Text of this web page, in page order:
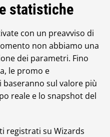
statistiche
con un preavviso di
non abbiamo una
dei parametri. Fino
le promo e
baseranno sul valore più
reale e lo snapshot del
registrati su Wizards